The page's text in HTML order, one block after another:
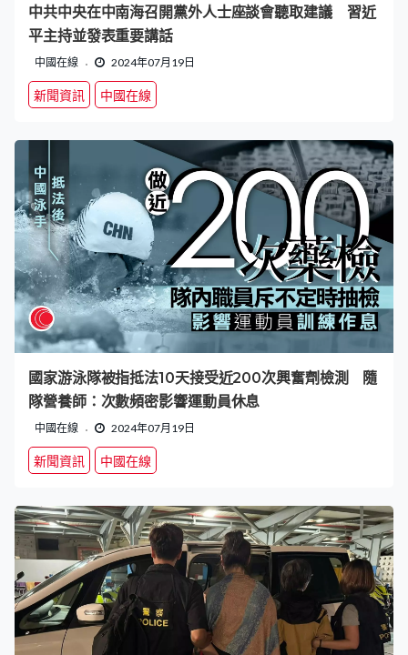
中共中央在中南海召開黨外人士座談會聽取建議 習近
平主持並發表重要講話
中國在線 2024年07月19日
新聞資訊 中國在線
國家游泳隊被指抵法10天接受近200次興奮劑檢測 隨
隊營養師：次數頻密影響運動員休息
中國在線 2024年07月19日
新聞資訊 中國在線